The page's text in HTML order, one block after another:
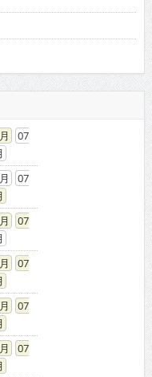
07
07
07
07
07
07